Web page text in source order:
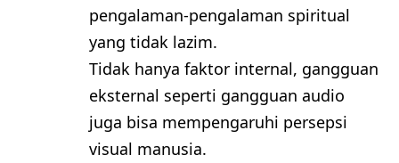
pengalaman-pengalaman spiritual
yang tidak lazim.
Tidak hanya faktor internal, gangguan
eksternal seperti gangguan audio
juga bisa mempengaruhi persepsi
visual manusia.